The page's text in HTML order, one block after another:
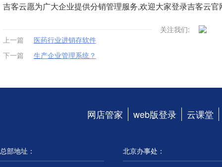
吉客云愿为广大企业提供分销管理服务,欢迎大家登录吉客云官
关注我们:
上一篇
医药行业进销存软件
下一篇
生产企业管理系统？
网店管家 web版登录 云课堂
总部地址： 北京办事处：